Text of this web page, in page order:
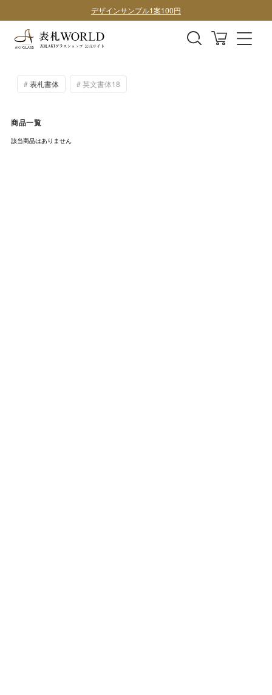
デザインサンプル1案100円
表札書体 英文書体18
商品一覧
該当商品はありません